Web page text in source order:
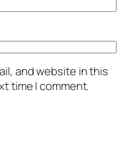
and website in this
time I comment.